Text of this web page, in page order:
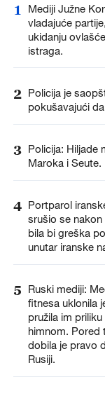
1
Mediji Južne
vladajuće
ukidanju
istraga.
2 Policija je
pokušavajući
3 Policija: Hiljade
Maroka i Seute.
4 Portparol
srušio se
bila bi greška
unutar iranske
5
Ruski mediji:
fitnesa uklonila
pružila im
himnom. Pored
dobila je pravo
Rusiji.